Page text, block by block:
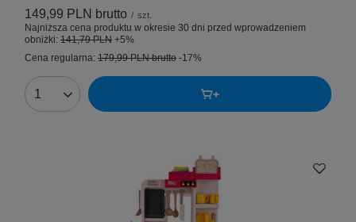
149,99 PLN brutto / szt.
Najniższa cena produktu w okresie 30 dni przed wprowadzeniem
obniżki: 141,79 PLN +5%
Cena regularna: 179,99 PLNbrutto -17%